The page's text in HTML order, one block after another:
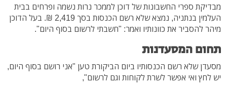
מבדיקת ספרי החשבונות של דוכן לממכר נרות נשמה ופרחים בבית
העלמין בנתניה, נמצא שלא רשם הכנסות בסך 2,419 ₪. בעל הדוכן
מיהר להסביר את כוונותיו ואמר: "חשבתי לרשום בסוף היום".
תחום המסעדנות
מסעדן שלא רשם הכנסותיו ביום הביקורת טען "אני רושם בסוף היום,
יש לחץ ואי אפשר לשרת לקוחות וגם לרשום",